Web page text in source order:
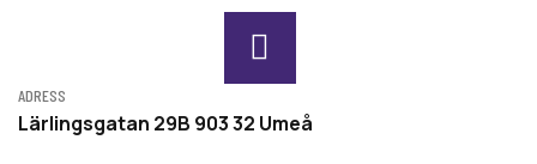
ADRESS
Lärlingsgatan 29B 903 32 Umeå